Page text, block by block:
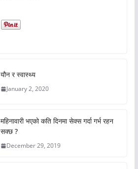
यौन र स्वास्थ्य
January 2, 2020
महिनावारी भएको कति दिनमा सेक्स गर्दा गर्भ रहन
सक्छ ?
December 29, 2019